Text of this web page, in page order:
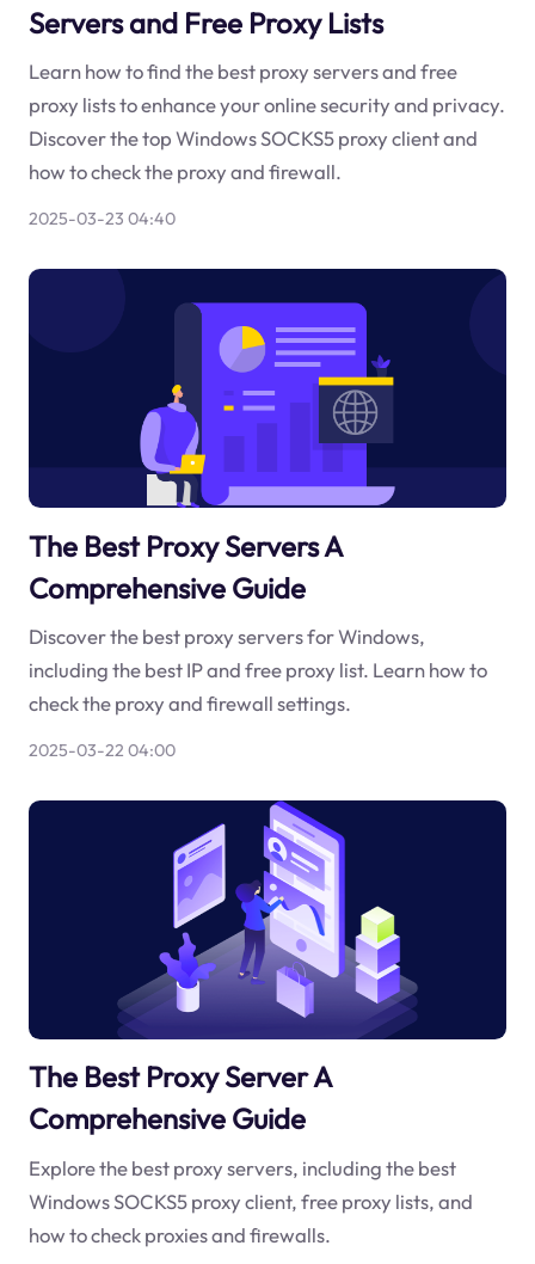
Servers and Free Proxy Lists
Learn how to find the best proxy servers and free
proxy lists to enhance your online security and privacy.
Discover the top Windows SOCKS5 proxy client and
how to check the proxy and firewall.
2025-03-23 04:40
The Best Proxy Servers A
Comprehensive Guide
Discover the best proxy servers for Windows,
including the best IP and free proxy list. Learn how to
check the proxy and firewall settings.
2025-03-22 04:00
The Best Proxy Server A
Comprehensive Guide
Explore the best proxy servers, including the best
Windows SOCKS5 proxy client, free proxy lists, and
how to check proxies and firewalls.